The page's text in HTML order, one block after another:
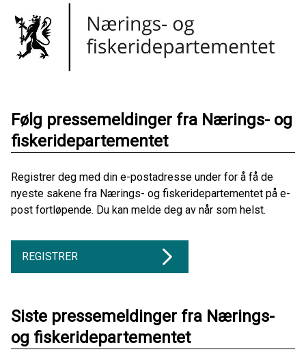
Følg pressemeldinger fra Nærings- og
fiskeridepartementet
Registrer deg med din e-postadresse under for å få de
nyeste sakene fra Nærings- og fiskeridepartementet på e-
post fortløpende. Du kan melde deg av når som helst.
REGISTRER
Siste pressemeldinger fra Nærings-
og fiskeridepartementet